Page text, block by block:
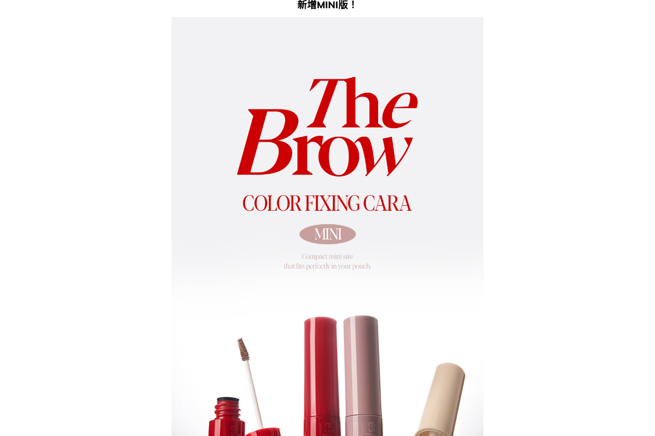
新增MINI版！